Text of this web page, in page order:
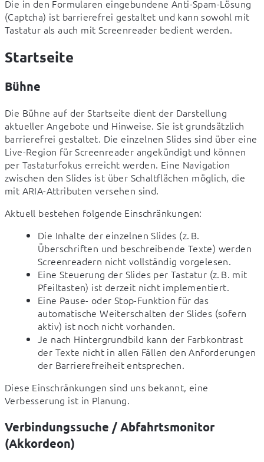
Die in den Formularen eingebundene Anti-Spam-Lösung
(Captcha) ist barrierefrei gestaltet und kann sowohl mit
Tastatur als auch mit Screenreader bedient werden.
Startseite
Bühne
Die Bühne auf der Startseite dient der Darstellung
aktueller Angebote und Hinweise. Sie ist grundsätzlich
barrierefrei gestaltet. Die einzelnen Slides sind über eine
Live-Region für Screenreader angekündigt und können
per Tastaturfokus erreicht werden. Eine Navigation
zwischen den Slides ist über Schaltflächen möglich, die
mit ARIA-Attributen versehen sind.
Aktuell bestehen folgende Einschränkungen:
Die Inhalte der einzelnen Slides (z. B.
Überschriften und beschreibende Texte) werden
Screenreadern nicht vollständig vorgelesen.
Eine Steuerung der Slides per Tastatur (z. B. mit
Pfeiltasten) ist derzeit nicht implementiert.
Eine Pause- oder Stop-Funktion für das
automatische Weiterschalten der Slides (sofern
aktiv) ist noch nicht vorhanden.
Je nach Hintergrundbild kann der Farbkontrast
der Texte nicht in allen Fällen den Anforderungen
der Barrierefreiheit entsprechen.
Diese Einschränkungen sind uns bekannt, eine
Verbesserung ist in Planung.
Verbindungssuche / Abfahrtsmonitor
(Akkordeon)